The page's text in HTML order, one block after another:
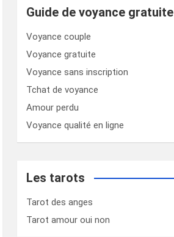
Guide de voyance gratuite
Voyance couple
Voyance gratuite
Voyance sans inscription
Tchat de voyance
Amour perdu
Voyance qualité en ligne
Les tarots
Tarot des anges
Tarot amour oui non